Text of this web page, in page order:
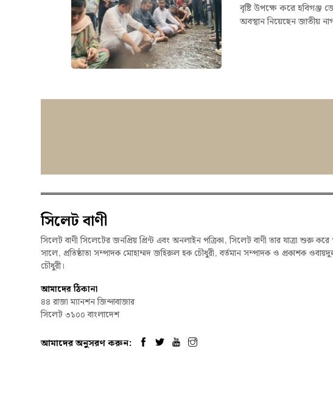
বৃষ্টি উপক্ষে করে হবিগঞ্জ
অবস্থান নিয়েছেন জাতীয়
সিলেট বাণী
সিলেট বাণী সিলেটের জনপ্রিয় প্রিন্ট এবং অনলাইন পত্রিকা, সিলেট বাণী তার যাত্রা শুরু
সালে, প্রতিষ্ঠাতা সম্পাদক মোহাম্মদ জহিরুল হক চৌধুরী, বর্তমান সম্পাদক ও প্রকাশক
চৌধুরী।
আমাদের ঠিকানা
৪৪ রাজা ম্যানশন জিন্দাবাজার
সিলেট ৩১০০ বাংলাদেশ
আমাদের অনুসরণ করুন: